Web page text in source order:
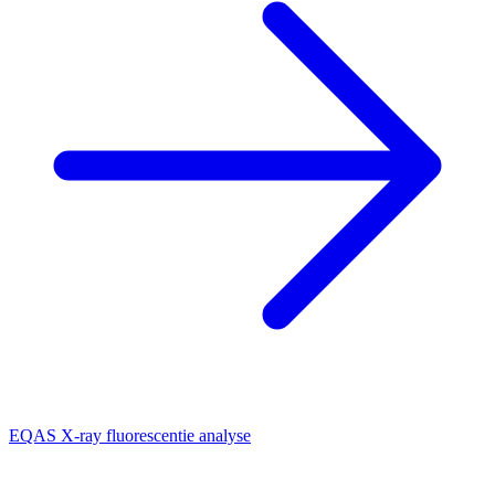
EQAS X-ray fluorescentie analyse